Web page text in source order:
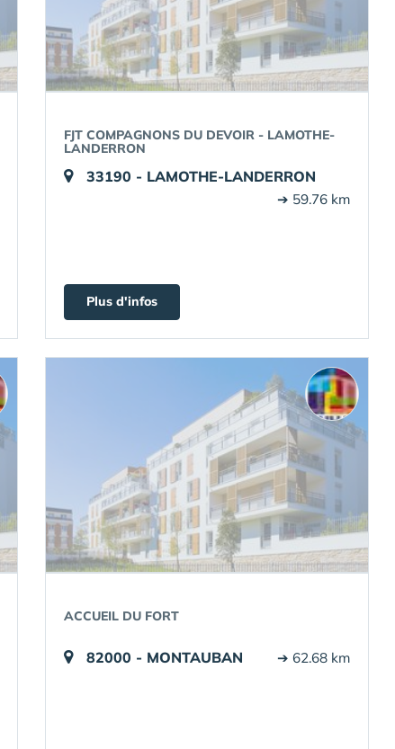
FJT COMPAGNONS DU DEVOIR - LAMOTHE-
LANDERRON
33190 - LAMOTHE-LANDERRON
➔ 59.76 km
Plus d'infos
ACCUEIL DU FORT
82000 - MONTAUBAN ➔ 62.68 km